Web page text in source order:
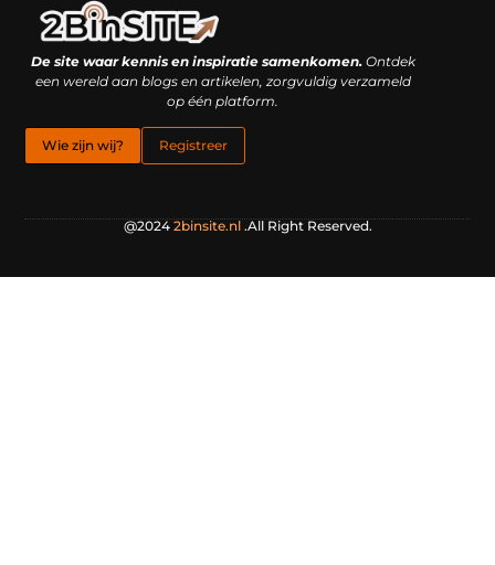
De site waar kennis en inspiratie samenkomen.Ontdek
een wereld aan blogs en artikelen, zorgvuldig verzameld
op één platform.
Wie zijn wij? Registreer
@2024 2binsite.nl.All Right Reserved.